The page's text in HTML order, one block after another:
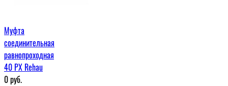
Муфта
соединительная
равнопроходная
40 PX Rehau
0руб.